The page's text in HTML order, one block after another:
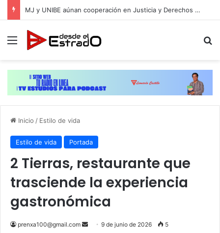
MJ y UNIBE aúnan cooperación en Justicia y Derechos Humanos
Menú
Inicio / Estilo de vida
Estilo de vida Portada
2 Tierras, restaurante que
trasciende la experiencia
gastronómica
prenxa100@gmail.com
Send9 de junio de 2026 5